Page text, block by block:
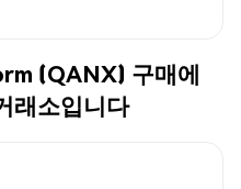
(QANX) 구매에
래소입니다